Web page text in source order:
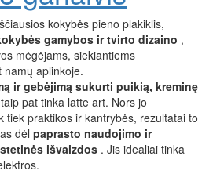
kokybės pieno plakiklis,
gamybos ir tvirto dizaino ,
mėgėjams, siekiantiems
aplinkoje.
ir gebėjimą sukurti puikią, kreminę
pat tinka latte art. Nors jo
tiek praktikos ir kantrybės, rezultatai to
dėl paprasto naudojimo ir
išvaizdos . Jis idealiai tinka